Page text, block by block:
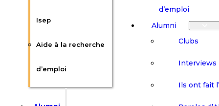
Isep
Aide à la recherche
d’emploi
d’emploi
Alumni
Clubs
Interviews
Ils ont fait